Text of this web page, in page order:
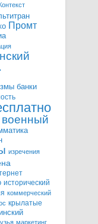
Контекст
Промт
банки
военный
изречения
исторический
коммерческий
крылатые
маркетинг